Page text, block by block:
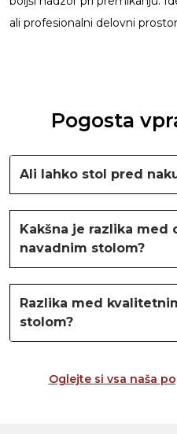
ali profesionalni delovni
Pogosta
Ali lahko stol pred
Kakšna je razlika med
navadnim stolom?
Razlika med
stolom?
Oglejte si vsa naša